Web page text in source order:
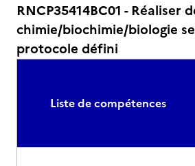
RNCP35414BC01 - Réaliser
chimie/biochimie/biologie
protocole défini
Liste de compétences